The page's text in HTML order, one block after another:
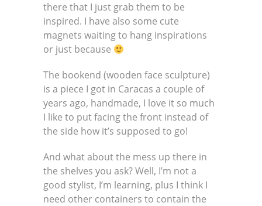
there that I just grab them to be
inspired. I have also some cute
magnets waiting to hang inspirations
or just because
The bookend (wooden face sculpture)
is a piece I got in Caracas a couple of
years ago, handmade, I love it so much
I like to put facing the front instead of
the side how it’s supposed to go!
And what about the mess up there in
the shelves you ask? Well, I’m not a
good stylist, I’m learning, plus I think I
need other containers to contain the